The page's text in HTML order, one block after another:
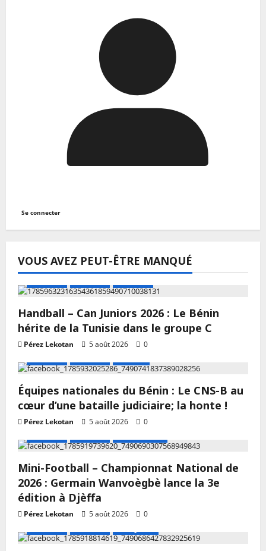
Se connecter
VOUS AVEZ PEUT-ÊTRE MANQUÉ
Handball – Can Juniors 2026 : Le Bénin
hérite de la Tunisie dans le groupe C
Pérez Lekotan 5 août 2026
0
Équipes nationales du Bénin : Le CNS-B au
cœur d’une bataille judiciaire; la honte !
Pérez Lekotan 5 août 2026
0
Mini-Football – Championnat National de
2026 : Germain Wanvoègbè lance la 3e
édition à Djèffa
Pérez Lekotan 5 août 2026
0